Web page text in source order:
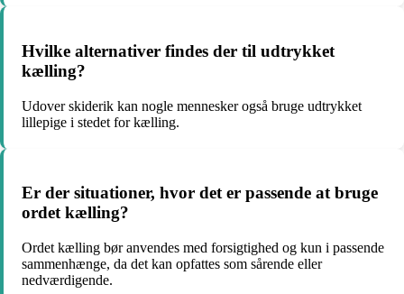
Hvilke alternativer findes der til udtrykket
kælling?
Udover skiderik kan nogle mennesker også bruge udtrykket
lillepige i stedet for kælling.
Er der situationer, hvor det er passende at bruge
ordet kælling?
Ordet kælling bør anvendes med forsigtighed og kun i passende
sammenhænge, da det kan opfattes som sårende eller
nedværdigende.